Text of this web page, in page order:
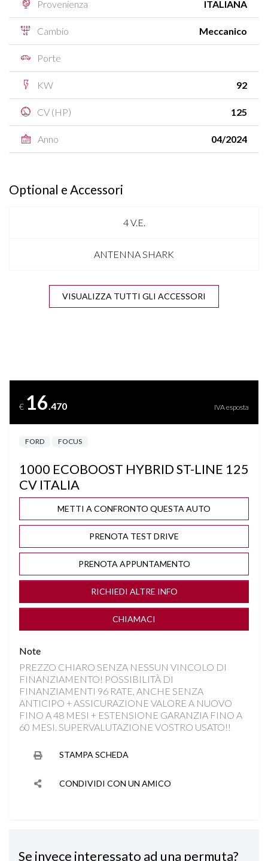
Provenienza ITALIANA
Cambio Meccanico
Porte
KW 92
CV (HP) 125
Anno 04/2024
Optional e Accessori
4 V.E.
ANTENNA SHARK
APPLE CARPLAY & ANDROID AUTO
CERCHI "17 BRUNITI
CONTROLLO TRAZIONE
CRUISE CONTROL
DISATTIVAZIONE AIRBAG LATO PASSEGGERO
DRIVER ALLERT
FARI LED
INGRESSO AUDIO/USB
ISOFIX
LANE ASSIST
RILEVAMENTO SEGNALETICA STRADALE
VISUALIZZA TUTTI GLI ACCESSORI
€ 16.470 IVA esposta
FORD FOCUS
1000 ECOBOOST HYBRID ST-LINE 125
CV ITALIA
METTI A CONFRONTO QUESTA AUTO
PRENOTA TEST DRIVE
PRENOTA APPUNTAMENTO
RICHIEDI ALTRE INFO
CHIAMACI
Note
PREZZO CHIARO SENZA NESSUN VINCOLO DI
FINANZIAMENTO! POSSIBILITÀ DI
FINANZIAMENTI 96 RATE, ANCHE SENZA
ANTICIPO + ASSICURAZIONE VALORE A NUOVO
FINO A 48 MESI + ESTENSIONE GARANZIA FINO A
60 MESI. SUPERVALUTAZIONE VOSTRO USATO!!
STAMPA SCHEDA
CONDIVIDI CON UN AMICO
Se invece interessato ad una permuta?